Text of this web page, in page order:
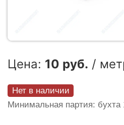
Цена: 10 руб. /
Нет в наличии
Минимальная партия: бухта